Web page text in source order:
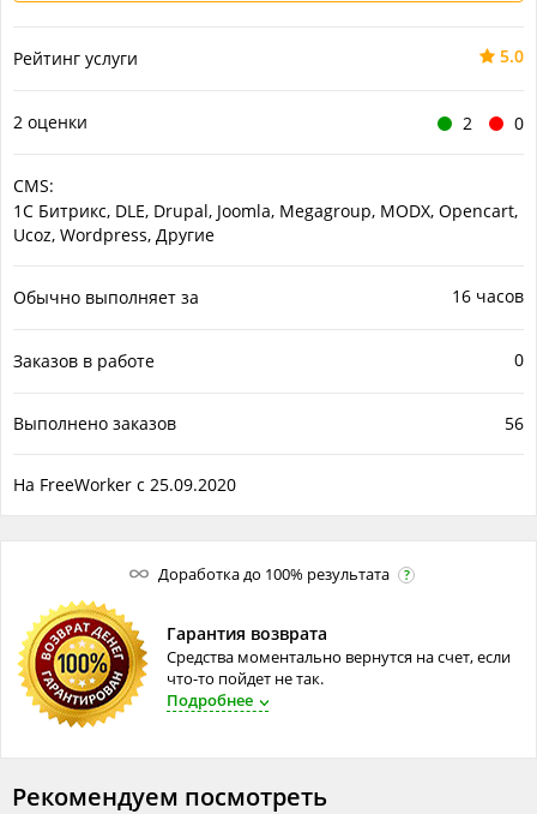
Доработка до 100% результата ?
Гарантия возврата
Средства моментально вернутся на счет, если
что-то пойдет не так.
Подробнее
Рекомендуем посмотреть
5.0
Рейтинг услуги
2 0
2 оценки
CMS:
1С Битрикс, DLE, Drupal, Joomla, Megagroup, MODX, Opencart,
Ucoz, Wordpress, Другие
16 часов
Обычно выполняет за
0
Заказов в работе
56
Выполнено заказов
На FreeWorker с 25.09.2020